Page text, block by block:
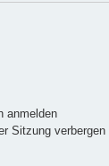
anmelden
Sitzung verbergen